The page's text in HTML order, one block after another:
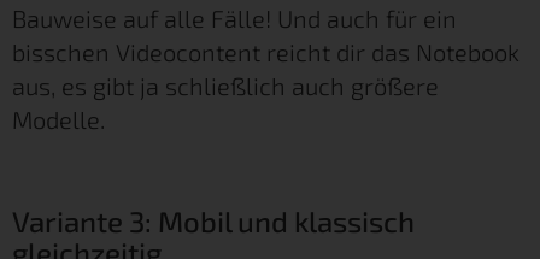
Bauweise auf alle Fälle! Und auch für ein
bisschen Videocontent reicht dir das Notebook
aus, es gibt ja schließlich auch größere
Modelle.
Variante 3: Mobil und klassisch